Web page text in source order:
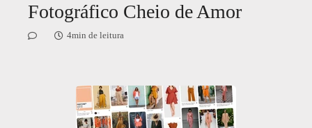
Fotográfico Cheio de Amor
4min de leitura